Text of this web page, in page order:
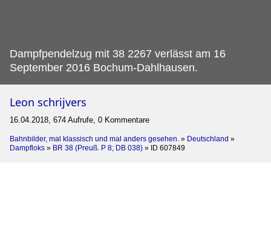
Dampfpendelzug mit 38 2267 verlässt am 16
September 2016 Bochum-Dahlhausen.
Leon schrijvers
16.04.2018, 674 Aufrufe, 0 Kommentare
Bahnbilder, mal klassisch und mal anders gesehen. » Deutschland »
Dampfloks » BR 38 (Preuß. P 8; DB 038) » ID 607849